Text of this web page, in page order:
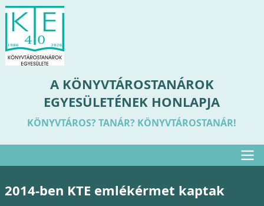
Ugrás
tartalomra
A KÖNYVTÁROSTANÁROK
EGYESÜLETÉNEK HONLAPJA
KÖNYVTÁROS? TANÁR? KÖNYVTÁROSTANÁR!
menü
2014-ben KTE emlékérmet kaptak